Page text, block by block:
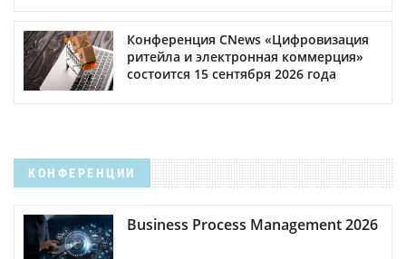
Конференция CNews «Цифровизация
ритейла и электронная коммерция»
состоится 15 сентября 2026 года
КОНФЕРЕНЦИИ
Business Process Management 2026